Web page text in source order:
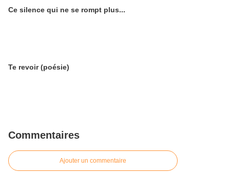
Ce silence qui ne se rompt plus...
Te revoir (poésie)
Commentaires
Ajouter un commentaire